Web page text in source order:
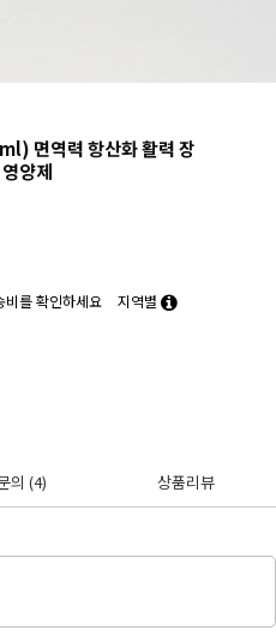
면역력 항산화 활력 장
양제
비를 확인하세요
지역별
의 (4) 상품리뷰